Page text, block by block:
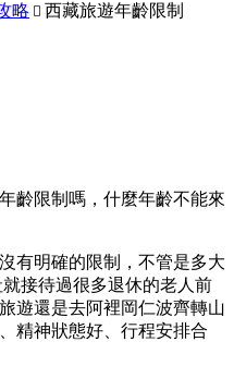
略  西藏旅遊年齡限制
齡限制嗎，什麼年齡不能來
有明確的限制，不管是多大
接待過很多退休的老人前
遊還是去阿裡岡仁波齊轉山
精神狀態好、行程安排合